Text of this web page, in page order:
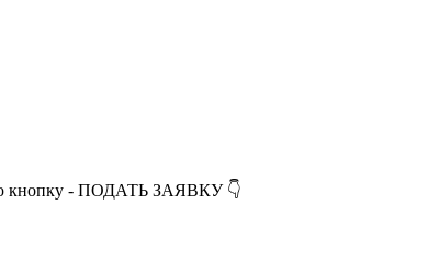
кнопку - ПОДАТЬ ЗАЯВКУ 👇